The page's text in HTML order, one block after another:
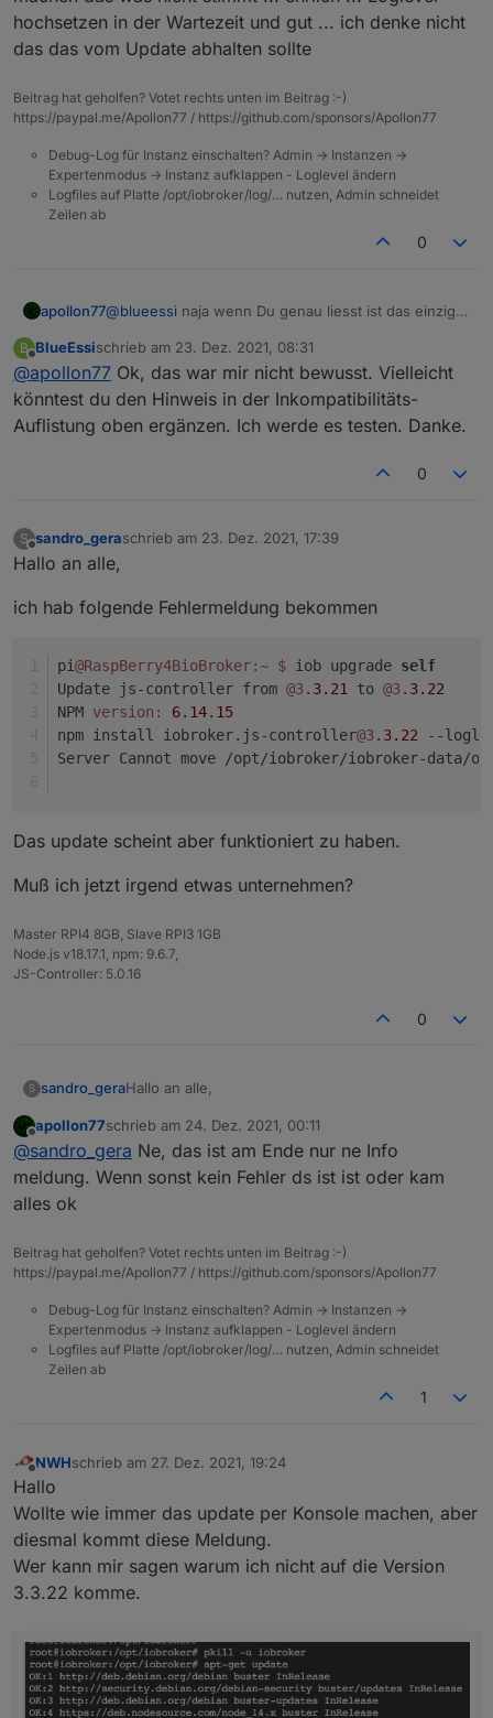
hochsetzen in der Wartezeit und gut ... ich denke nicht
das das vom Update abhalten sollte
Beitrag hat geholfen? Votet rechts unten im Beitrag :-)
https://paypal.me/Apollon77 / https://github.com/sponsors/Apollon77
Debug-Log für Instanz einschalten? Admin -> Instanzen ->
Expertenmodus -> Instanz aufklappen - Loglevel ändern
Logfiles auf Platte /opt/iobroker/log/… nutzen, Admin schneidet
Zeilen ab
0
apollon77@blueessi naja wenn Du genau liesst ist das einzige
machen das was nicht stimmt ... ehrlich ... Loglevel
hochsetzen in der Wartezeit und gut ... ich denke
nicht das das vom Update abhalten sollte
B
Offline
BlueEssischrieb am 23. Dez. 2021, 08:31
zuletzt editiert von
@apollon77 Ok, das war mir nicht bewusst. Vielleicht
könntest du den Hinweis in der Inkompatibilitäts-
Auflistung oben ergänzen. Ich werde es testen. Danke.
0
S
Offline
sandro_geraschrieb am 23. Dez. 2021, 17:39
zuletzt editiert von
Hallo an alle,
ich hab folgende Fehlermeldung bekommen
pi@RaspBerry4BioBroker:~ $ iob upgrade self
Update js-controller from @3 . 3.21 to @3 . 3.22
NPM version: 6.14. 15
npm install iobroker.js-controller@3 . 3.22 --
Server Cannot move /opt/iobroker/iobroker-
Das update scheint aber funktioniert zu haben.
Muß ich jetzt irgend etwas unternehmen?
Master RPI4 8GB, Slave RPI3 1GB
Node.js v18.17.1, npm: 9.6.7,
JS-Controller: 5.0.16
0
S sandro_geraHallo an alle,
ich hab folgende Fehlermeldung bekommen
pi@RaspBerry4BioBroker:~ $ iob upgrade
Server Cannot move /opt/iobroker/
Muß ich jetzt irgend etwas unternehmen?
Offline
apollon77schrieb am 24. Dez. 2021, 00:11
zuletzt editiert von
@sandro_gera Ne, das ist am Ende nur ne Info
meldung. Wenn sonst kein Fehler ds ist ist oder kam
alles ok
Beitrag hat geholfen? Votet rechts unten im Beitrag :-)
https://paypal.me/Apollon77 / https://github.com/sponsors/Apollon77
Debug-Log für Instanz einschalten? Admin -> Instanzen ->
Expertenmodus -> Instanz aufklappen - Loglevel ändern
Logfiles auf Platte /opt/iobroker/log/… nutzen, Admin schneidet
Zeilen ab
1
Offline
NWHschrieb am 27. Dez. 2021, 19:24
zuletzt editiert von
Hallo
Wollte wie immer das update per Konsole machen, aber
diesmal kommt diese Meldung.
Wer kann mir sagen warum ich nicht auf die Version
3.3.22 komme.